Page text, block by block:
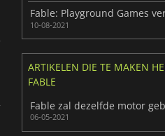
10-08-2021
ARTIKELEN DIE TE MAKEN
FABLE
06-05-2021